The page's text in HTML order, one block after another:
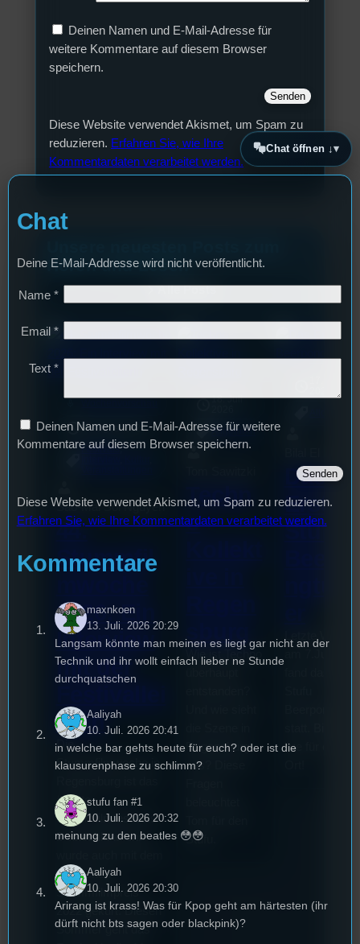
Deinen Namen und E-Mail-Adresse für
weitere Kommentare auf diesem Browser
speichern.
Diese Website verwendet Akismet, um Spam zu
reduzieren. Erfahren Sie, wie Ihre
Kommentardaten verarbeitet werden.
Hören und Lesen
Alle Posts
3. August 2026
Festivals ,
Sao-Mai Sol Nguyen
44.
Stummfil
2026: Ein
Interview
mit der
terin
Die
Stummfilmwoche in
älteste
Stummfilmfestivals
Deutschland und
deutschen
Stummfilmpreis
2022 gekürt. Diesen
Sommer geht das
18. Juli
Allgemein
Techn
o
Wie ist Techno
Regensburg
aus? Diese
Stufu.
Das
Erste
Stufu
live für euch
Chat öffnen ↓
Chat
Deine E-Mail-Addresse wird nicht veröffentlicht.
Name *
Email *
Text *
Deinen Namen und E-Mail-Adresse für weitere
Kommentare auf diesem Browser speichern.
Diese Website verwendet Akismet, um Spam zu reduzieren.
Erfahren Sie, wie Ihre Kommentardaten verarbeitet werden.
Kommentare
maxnkoen
13. Juli. 2026 20:29
Langsam könnte man meinen es liegt gar nicht an der
Technik und ihr wollt einfach lieber ne Stunde
durchquatschen
Aaliyah
10. Juli. 2026 20:41
in welche bar gehts heute für euch? oder ist die
klausurenphase zu schlimm?
stufu fan #1
10. Juli. 2026 20:32
meinung zu den beatles 😳😳
Aaliyah
10. Juli. 2026 20:30
Arirang ist krass! Was für Kpop geht am härtesten (ihr
dürft nicht bts sagen oder blackpink)?